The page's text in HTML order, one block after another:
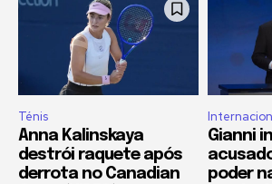
Ténis
Anna Kalinskaya
destrói raquete após
derrota no Canadian
Gianni
poder